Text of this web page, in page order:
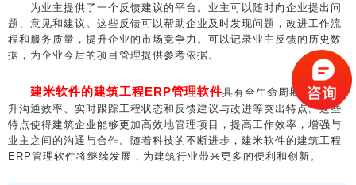
为业主提供了一个反馈建议的平台。业主可以随时向企业提出问
题、意见和建议。这些反馈可以帮助企业及时发现问题，改进工作流
程和服务质量，提升企业的市场竞争力。可以记录业主反馈的历史数
据，为企业今后的项目管理提供参考依据。
建米软件的建筑工程ERP管理软件具有全生命周期覆盖、提
升沟通效率、实时跟踪工程状态和反馈建议与改进等突出特点。这些
特点使得建筑企业能够更加高效地管理项目，提高工作效率，增强与
业主之间的沟通与合作。随着科技的不断进步，建米软件的建筑工程
ERP管理软件将继续发展，为建筑行业带来更多的便利和创新。